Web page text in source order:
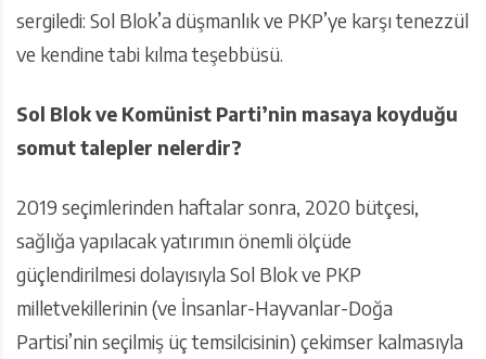
sergiledi: Sol Blok’a düşmanlık ve PKP’ye karşı tenezzül
ve kendine tabi kılma teşebbüsü.
Sol Blok ve Komünist Parti’nin masaya koyduğu
somut talepler nelerdir?
2019 seçimlerinden haftalar sonra, 2020 bütçesi,
sağlığa yapılacak yatırımın önemli ölçüde
güçlendirilmesi dolayısıyla Sol Blok ve PKP
milletvekillerinin (ve İnsanlar-Hayvanlar-Doğa
Partisi’nin seçilmiş üç temsilcisinin) çekimser kalmasıyla